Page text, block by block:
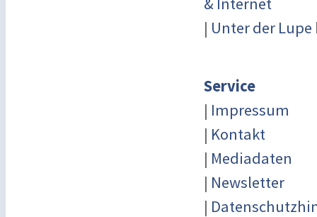
| Unter der Lupe
Service
| Impressum
| Kontakt
| Mediadaten
| Newsletter
|